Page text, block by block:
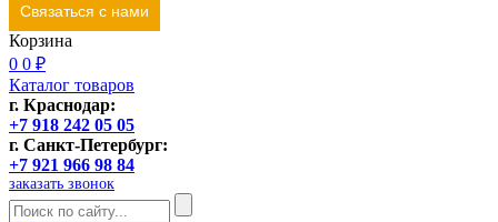
Связаться с нами
Корзина
0 0 ₽
Каталог товаров
г. Краснодар:
+7 918 242 05 05
г. Санкт-Петербург:
+7 921 966 98 84
заказать звонок